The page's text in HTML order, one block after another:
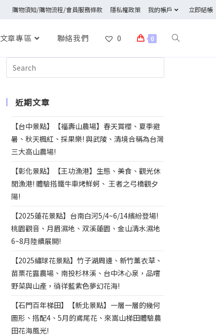
購物須知/購物流程/會員服務條款 隱私權政策 我的帳戶 立即結帳
文章專區 聯絡我們 0 0
近期文章
【台中景點】【福壽山農場】春天賞櫻、夏季避
暑、秋天楓紅、採果樂! 與武陵、清境合稱為台灣
三大高山農場!
【彰化景點】【王功漁港】生態、美食、觀光休
閒漁港! 體驗搭鐵牛車烤鮮蚵、 王者之弓橋觀夕
陽!
【2025蓮花景點】台南白河5/4~6/14繽紛登場!
桃園觀音、月眉濕地、双溪蓮園、金山清水濕地
6~8月陸續展開!
【2025繡球花景點】竹子湖周邊、新竹薰衣草、
苗栗花露農場、南投杉林溪、台中沐心泉，品嚐
野菜與山產，徜徉藍紫色夢幻花海!
【石門百年梯田】【新北景點】一層一層的幾何
圖形、搭配4、5月的鳶尾花、來嵩山梯田體驗農
田花海風光!